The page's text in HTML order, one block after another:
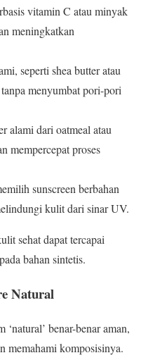
vitamin C atau minyak
meningkatkan
seperti shea butter atau
menyumbat pori-pori
alami dari oatmeal atau
mempercepat proses
sunscreen berbahan
kulit dari sinar UV.
sehat dapat tercapai
bahan sintetis.
Natural
benar-benar aman,
memahami komposisinya.